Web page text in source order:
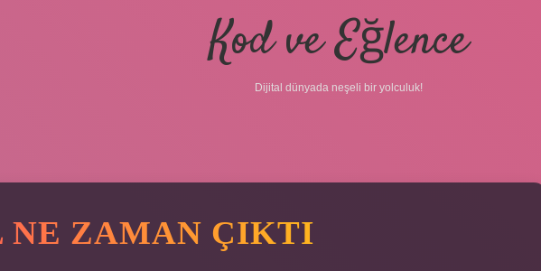
Kod ve Eğlence
Dijital dünyada neşeli bir yolculuk!
NE ZAMAN ÇIKTI